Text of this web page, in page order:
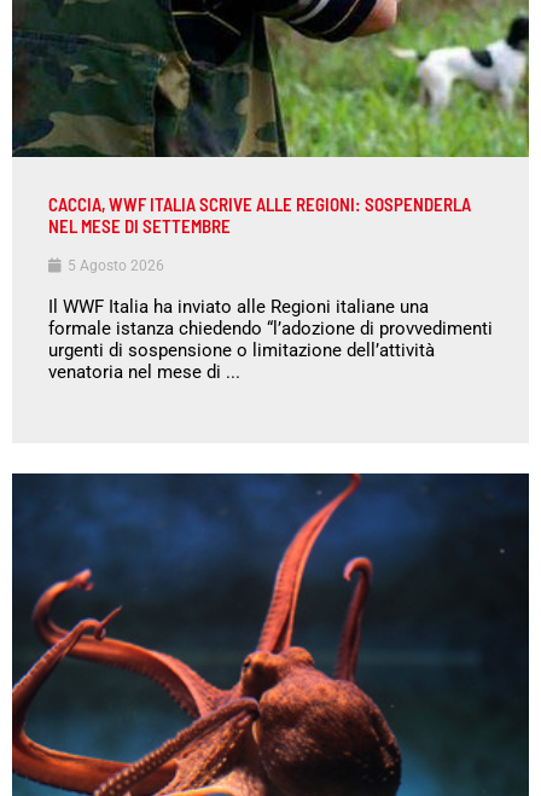
CACCIA, WWF ITALIA SCRIVE ALLE REGIONI: SOSPENDERLA
NEL MESE DI SETTEMBRE
5 Agosto 2026
Il WWF Italia ha inviato alle Regioni italiane una
formale istanza chiedendo “l’adozione di provvedimenti
urgenti di sospensione o limitazione dell’attività
venatoria nel mese di ...